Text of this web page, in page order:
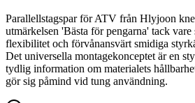
Parallellstagspar för ATV från Hlyjoon
utmärkelsen 'Bästa för pengarna' tack
flexibilitet och förvånansvärt smidiga
Det universella montagekonceptet är en
tydlig information om materialets
gör sig påmind vid tung användning.